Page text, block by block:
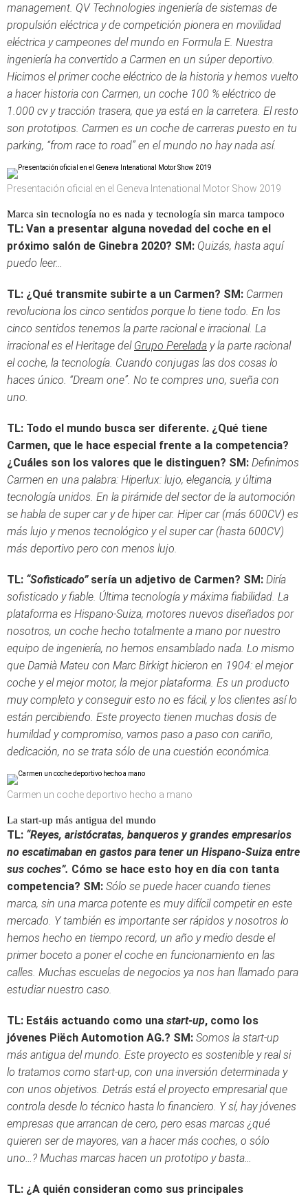
management. QV Technologies ingeniería de sistemas de
propulsión eléctrica y de competición pionera en movilidad
eléctrica y campeones del mundo en Formula E. Nuestra
ingeniería ha convertido a Carmen en un súper deportivo.
Hicimos el primer coche eléctrico de la historia y hemos vuelto
a hacer historia con Carmen, un coche 100 % eléctrico de
1.000 cv y tracción trasera, que ya está en la carretera. El resto
son prototipos. Carmen es un coche de carreras puesto en tu
parking, “from race to road” en el mundo no hay nada así.
Presentación oficial en el Geneva Intenational Motor Show 2019
Marca sin tecnología no es nada y tecnología sin marca tampoco
TL: Van a presentar alguna novedad del coche en el
próximo salón de Ginebra 2020? SM: Quizás, hasta aquí
puedo leer…
TL: ¿Qué transmite subirte a un Carmen? SM: Carmen
revoluciona los cinco sentidos porque lo tiene todo. En los
cinco sentidos tenemos la parte racional e irracional. La
irracional es el Heritage del Grupo Perelada y la parte racional
el coche, la tecnología. Cuando conjugas las dos cosas lo
haces único. “Dream one”. No te compres uno, sueña con
uno.
TL: Todo el mundo busca ser diferente. ¿Qué tiene
Carmen, que le hace especial frente a la competencia?
¿Cuáles son los valores que le distinguen? SM: Definimos
Carmen en una palabra: Hiperlux: lujo, elegancia, y última
tecnología unidos. En la pirámide del sector de la automoción
se habla de super car y de hiper car. Hiper car (más 600CV) es
más lujo y menos tecnológico y el super car (hasta 600CV)
más deportivo pero con menos lujo.
TL: “Sofisticado”sería un adjetivo de Carmen? SM: Diría
sofisticado y fiable. Última tecnología y máxima fiabilidad. La
plataforma es Hispano-Suiza, motores nuevos diseñados por
nosotros, un coche hecho totalmente a mano por nuestro
equipo de ingeniería, no hemos ensamblado nada. Lo mismo
que Damià Mateu con Marc Birkigt hicieron en 1904: el mejor
coche y el mejor motor, la mejor plataforma. Es un producto
muy completo y conseguir esto no es fácil, y los clientes así lo
están percibiendo. Este proyecto tienen muchas dosis de
humildad y compromiso, vamos paso a paso con cariño,
dedicación, no se trata sólo de una cuestión económica.
Carmen un coche deportivo hecho a mano
La start-up más antigua del mundo
TL: “Reyes, aristócratas, banqueros y grandes empresarios
no escatimaban en gastos para tener un Hispano-Suiza entre
sus coches”. Cómo se hace esto hoy en día con tanta
competencia? SM: Sólo se puede hacer cuando tienes
marca, sin una marca potente es muy difícil competir en este
mercado. Y también es importante ser rápidos y nosotros lo
hemos hecho en tiempo record, un año y medio desde el
primer boceto a poner el coche en funcionamiento en las
calles. Muchas escuelas de negocios ya nos han llamado para
estudiar nuestro caso.
TL: Estáis actuando como una start-up, como los
jóvenes Piëch Automotion AG.? SM: Somos la start-up
más antigua del mundo. Este proyecto es sostenible y real si
lo tratamos como start-up, con una inversión determinada y
con unos objetivos. Detrás está el proyecto empresarial que
controla desde lo técnico hasta lo financiero. Y sí, hay jóvenes
empresas que arrancan de cero, pero esas marcas ¿qué
quieren ser de mayores, van a hacer más coches, o sólo
uno…? Muchas marcas hacen un prototipo y basta…
TL: ¿A quién consideran como sus principales